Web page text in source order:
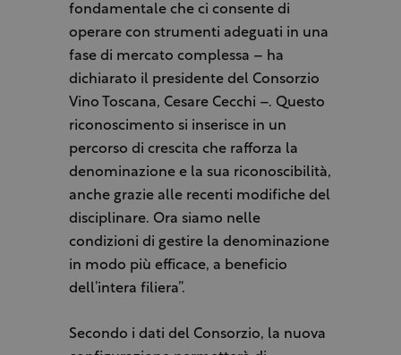
fondamentale che ci consente di
operare con strumenti adeguati in una
fase di mercato complessa – ha
dichiarato il presidente del Consorzio
Vino Toscana, Cesare Cecchi –. Questo
riconoscimento si inserisce in un
percorso di crescita che rafforza la
denominazione e la sua riconoscibilità,
anche grazie alle recenti modifiche del
disciplinare. Ora siamo nelle
condizioni di gestire la denominazione
in modo più efficace, a beneficio
dell’intera filiera”.
Secondo i dati del Consorzio, la nuova